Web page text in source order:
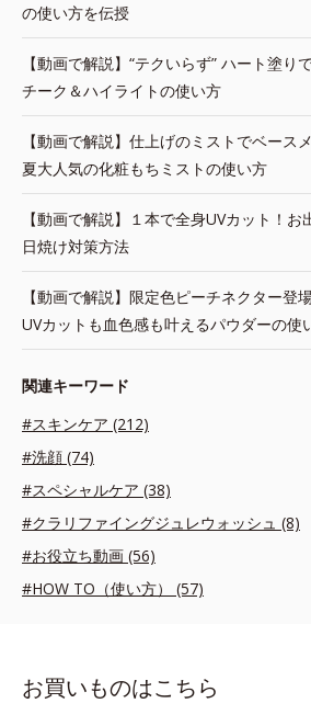
の使い方を伝授
【動画で解説】“テクいらず” ハート塗り
チーク＆ハイライトの使い方
【動画で解説】仕上げのミストでベース
夏大人気の化粧もちミストの使い方
【動画で解説】１本で全身UVカット！お
日焼け対策方法
【動画で解説】限定色ピーチネクター登
UVカットも血色感も叶えるパウダーの使
関連キーワード
#スキンケア (212)
#洗顔 (74)
#スペシャルケア (38)
#クラリファイングジュレウォッシュ (8)
#お役立ち動画 (56)
#HOW TO（使い方） (57)
お買いものはこちら